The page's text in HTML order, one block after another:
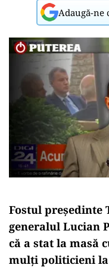
Adaugă-ne
Fostul președinte
generalul Lucian
că a stat la masă
mulți politicieni la